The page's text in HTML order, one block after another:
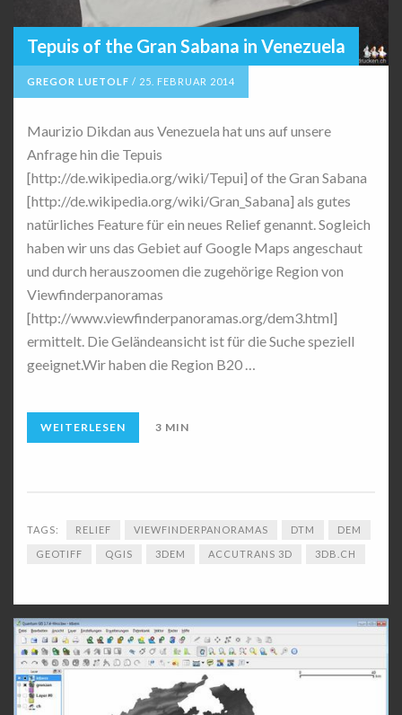
Tepuis of the Gran Sabana in Venezuela
GREGOR LUETOLF / 25. FEBRUAR 2014
Maurizio Dikdan aus Venezuela hat uns auf unsere
Anfrage hin die Tepuis
[http://de.wikipedia.org/wiki/Tepui] of the Gran Sabana
[http://de.wikipedia.org/wiki/Gran_Sabana] als gutes
natürliches Feature für ein neues Relief genannt. Sogleich
haben wir uns das Gebiet auf Google Maps angeschaut
und durch herauszoomen die zugehörige Region von
Viewfinderpanoramas
[http://www.viewfinderpanoramas.org/dem3.html]
ermittelt. Die Geländeansicht ist für die Suche speziell
geeignet.Wir haben die Region B20 …
WEITERLESEN 3 MIN
TAGS: RELIEF VIEWFINDERPANORAMAS DTM DEM
GEOTIFF QGIS 3DEM ACCUTRANS 3D 3DB.CH